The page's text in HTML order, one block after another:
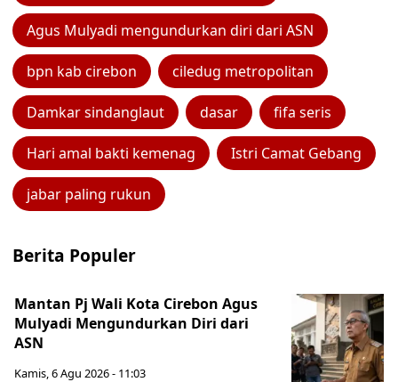
Agus Mulyadi mengundurkan diri dari ASN
bpn kab cirebon ciledug metropolitan
Damkar sindanglaut dasar fifa seris
Hari amal bakti kemenag Istri Camat Gebang
jabar paling rukun
Berita Populer
Mantan Pj Wali Kota Cirebon Agus
Mulyadi Mengundurkan Diri dari
ASN
Kamis, 6 Agu 2026 - 11:03